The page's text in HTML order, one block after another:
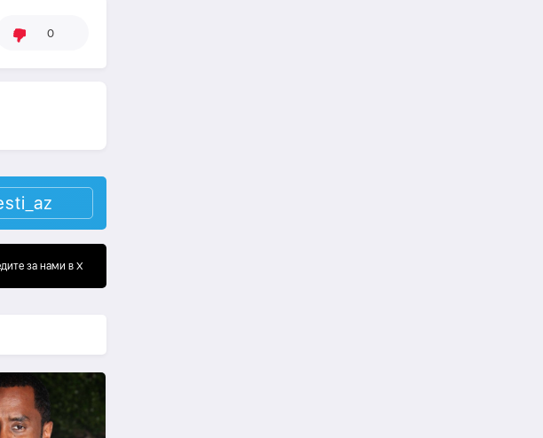
0
за нами в X